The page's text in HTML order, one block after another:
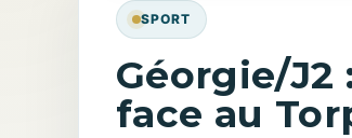
SPORT
Géorgie/J2
face au